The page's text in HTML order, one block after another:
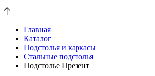
Главная
Каталог
Подстолья и каркасы
Стальные подстолья
Подстолье Презент